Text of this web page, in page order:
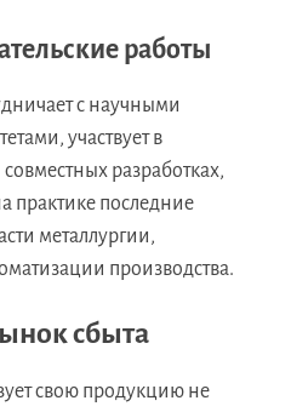
работы
с научными
участвует в
разработках,
практике последние
металлургии,
производства.
сбыта
свою продукцию не